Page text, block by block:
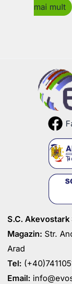
mai mult
S.C. Akevostark
Magazin: Str.
Arad
Tel:
Email: